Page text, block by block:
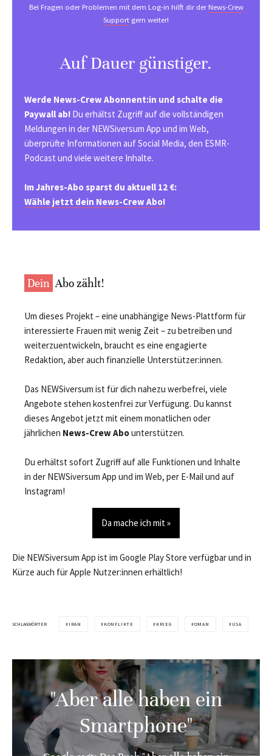
Bei Fragen oder Problemen mit dem Log-in hilft dir derNews-Crew
Support gern weiter!
Auf Dauer günstiger.
Werde News-Crew Abonnent:in und schalte die
Paywall ab! Du erhältst Zugriff auf die vollständigen
Meldungen in der NEWSiversum App und im Web,
überprüfte Informationen auf Social Media, den ESMR-
Podcast und viele weitere Inhalte.
Im Jahres-Abo sparst du aktuell 12 €:
Wähle jetzt dein News-Crew Abo!
Dein Abo zählt!
Um dieses Projekt – eine unabhängige News-Plattform für
interessierte Frauen mit wenig Zeit – zu betreiben und
weiterzuentwickeln, braucht es eine engagierte
Redaktion, aber auch finanzielle Unterstützer:innen.
Das NEWSiversum ist für dich nahezu werbefrei, viele
Angebote stehen kostenfrei zur Verfügung. Du kannst
dieses Angebot jetzt mit einem monatlichen oder
jährlichen News-Crew Abounterstützen.
Du erhältst sofort Zugriff auf alle Funktionen und Inhalte
in der NEWSiversum App und im Web, per E-Mail und auf
Instagram!
Da mache ich mit »
Die NEWSiversum App ist im Google Play Store verfügbar und in
Kürze auch für Apple Nutzer:innen erhältlich!
SCHLAGWÖRTER IRAN KONFLIKTE KRIEG OMAN USA
"Aber alle haben ein
Smartphone"